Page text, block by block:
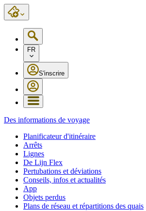
FR
S'inscrire
Des informations de voyage
Planificateur d'itinéraire
Arrêts
Lignes
De Lijn Flex
Pertubations et déviations
Conseils, infos et actualités
App
Objets perdus
Plans de réseau et répartitions des quais